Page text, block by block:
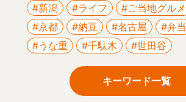
#新潟 #ライフ #ご当地グルメ
#京都
#納豆 #名古屋 #弁当
#うな重
#千駄木 #世田谷
キーワード一覧